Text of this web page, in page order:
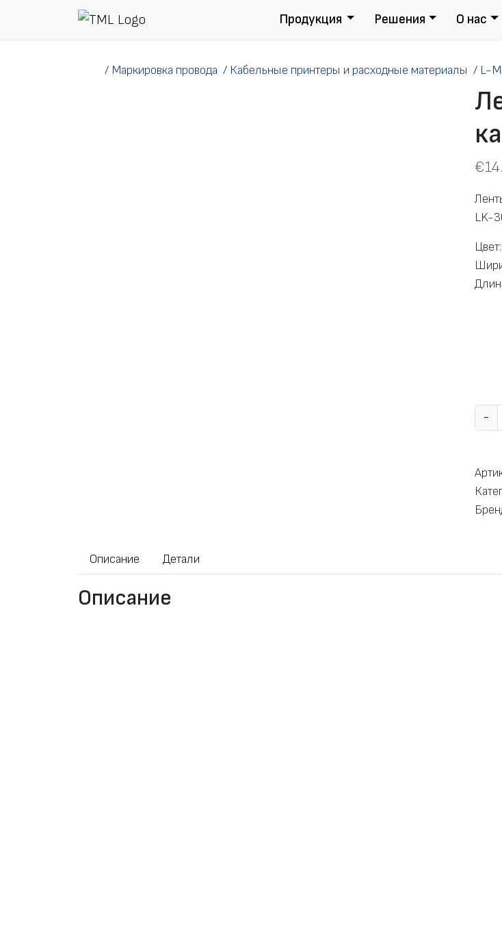
Перейти к содержимому
Продукция Решения О нас
/ Маркировка провода / Кабельные принтеры и расходные материалы / L-
€
LK-
-
о
и
ч
е
Описание Детали
Описание